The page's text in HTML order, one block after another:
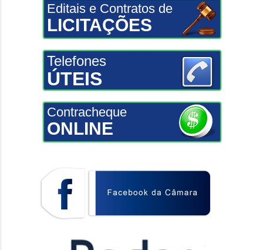
Editais e Contratos de
LICITAÇÕES
Telefones
ÚTEIS
Contracheque
ONLINE